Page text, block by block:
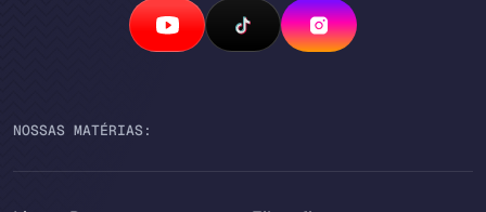
NOSSAS MATÉRIAS: